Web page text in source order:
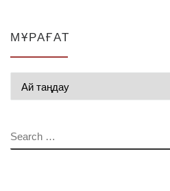
МҰРАҒАТ
SEARCH